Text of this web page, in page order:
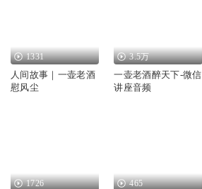
1331
人间故事｜一壶老酒
慰风尘
3.5万
一壶老酒醉天下-微信
讲座音频
1726 465